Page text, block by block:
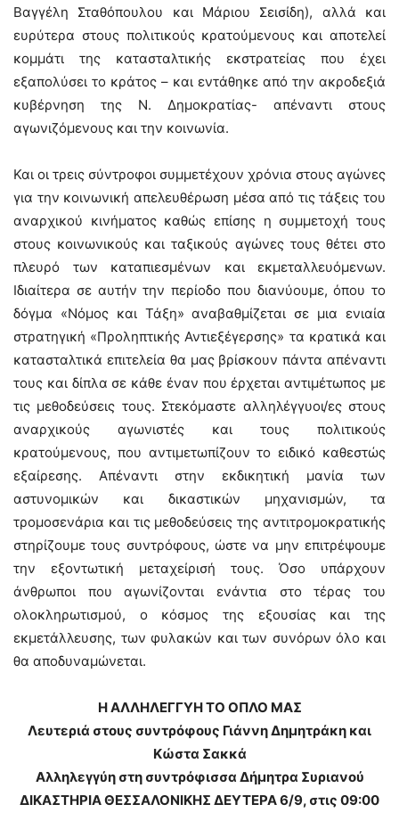
Βαγγέλη Σταθόπουλου και Μάριου Σεισίδη), αλλά και
ευρύτερα στους πολιτικούς κρατούμενους και αποτελεί
κομμάτι της κατασταλτικής εκστρατείας που έχει
εξαπολύσει το κράτος – και εντάθηκε από την ακροδεξιά
κυβέρνηση της Ν. Δημοκρατίας- απέναντι στους
αγωνιζόμενους και την κοινωνία.
Και οι τρεις σύντροφοι συμμετέχουν χρόνια στους αγώνες
για την κοινωνική απελευθέρωση μέσα από τις τάξεις του
αναρχικού κινήματος καθώς επίσης η συμμετοχή τους
στους κοινωνικούς και ταξικούς αγώνες τους θέτει στο
πλευρό των καταπιεσμένων και εκμεταλλευόμενων.
Ιδιαίτερα σε αυτήν την περίοδο που διανύουμε, όπου το
δόγμα «Νόμος και Τάξη» αναβαθμίζεται σε μια ενιαία
στρατηγική «Προληπτικής Αντιεξέγερσης» τα κρατικά και
κατασταλτικά επιτελεία θα μας βρίσκουν πάντα απέναντι
τους και δίπλα σε κάθε έναν που έρχεται αντιμέτωπος με
τις μεθοδεύσεις τους. Στεκόμαστε αλληλέγγυοι/ες στους
αναρχικούς αγωνιστές και τους πολιτικούς
κρατούμενους, που αντιμετωπίζουν το ειδικό καθεστώς
εξαίρεσης. Απέναντι στην εκδικητική μανία των
αστυνομικών και δικαστικών μηχανισμών, τα
τρομοσενάρια και τις μεθοδεύσεις της αντιτρομοκρατικής
στηρίζουμε τους συντρόφους, ώστε να μην επιτρέψουμε
την εξοντωτική μεταχείρισή τους. Όσο υπάρχουν
άνθρωποι που αγωνίζονται ενάντια στο τέρας του
ολοκληρωτισμού, ο κόσμος της εξουσίας και της
εκμετάλλευσης, των φυλακών και των συνόρων όλο και
θα αποδυναμώνεται.
Η ΑΛΛΗΛΕΓΓΥΗ ΤΟ ΟΠΛΟ ΜΑΣ
Λευτεριά στους συντρόφους Γιάννη Δημητράκη και
Κώστα Σακκά
Αλληλεγγύη στη συντρόφισσα Δήμητρα Συριανού
ΔΙΚΑΣΤΗΡΙΑ ΘΕΣΣΑΛΟΝΙΚΗΣ ΔΕΥΤΕΡΑ 6/9, στις 09:00